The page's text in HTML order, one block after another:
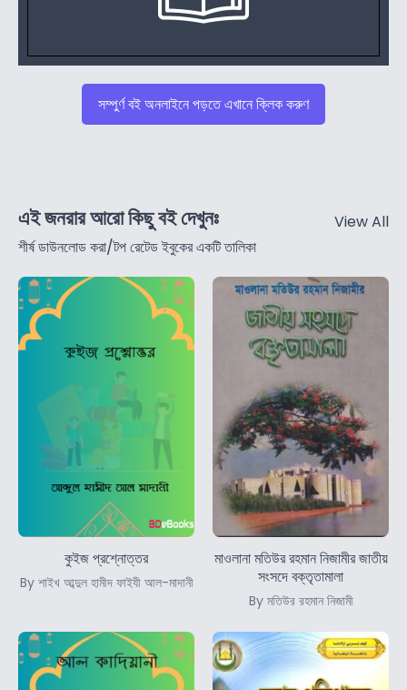
সম্পুর্ণ বই অনলাইনে পড়তে এখানে ক্লিক করুণ
এই জনরার আরো কিছু বই দেখুনঃ
শীর্ষ ডাউনলোড করা/টপ রেটেড ইবুকের একটি তালিকা
View All
কুইজ প্রশ্নোত্তর
By শাইখ আব্দুল হামীদ ফাইযী আল-মাদানী
মাওলানা মতিউর রহমান নিজামীর জাতীয়
সংসদে বক্তৃতামালা
By মতিউর রহমান নিজামী